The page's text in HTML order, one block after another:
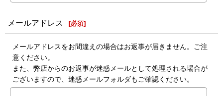
メールアドレス [必須]
メールアドレスをお間違えの場合はお返事が届きません。ご注
意ください。
また、弊店からのお返事が迷惑メールとして処理される場合が
ございますので、迷惑メールフォルダもご確認ください。